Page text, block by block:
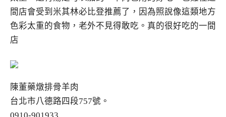
間店會受到米其林必比登推薦了，因為照說像這類地方
色彩太重的食物，老外不見得敢吃。真的很好吃的一間
店
陳董藥燉排骨羊肉
台北市八德路四段757號。